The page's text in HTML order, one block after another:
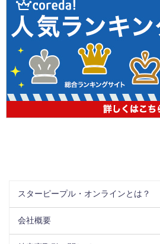
スターピープル・オンラインとは？
会社概要